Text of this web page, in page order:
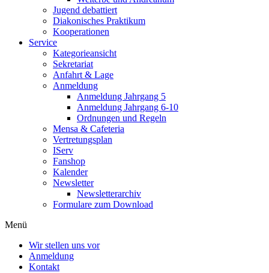
Jugend debattiert
Diakonisches Praktikum
Kooperationen
Service
Kategorieansicht
Sekretariat
Anfahrt & Lage
Anmeldung
Anmeldung Jahrgang 5
Anmeldung Jahrgang 6-10
Ordnungen und Regeln
Mensa & Cafeteria
Vertretungsplan
IServ
Fanshop
Kalender
Newsletter
Newsletterarchiv
Formulare zum Download
Menü
Wir stellen uns vor
Anmeldung
Kontakt